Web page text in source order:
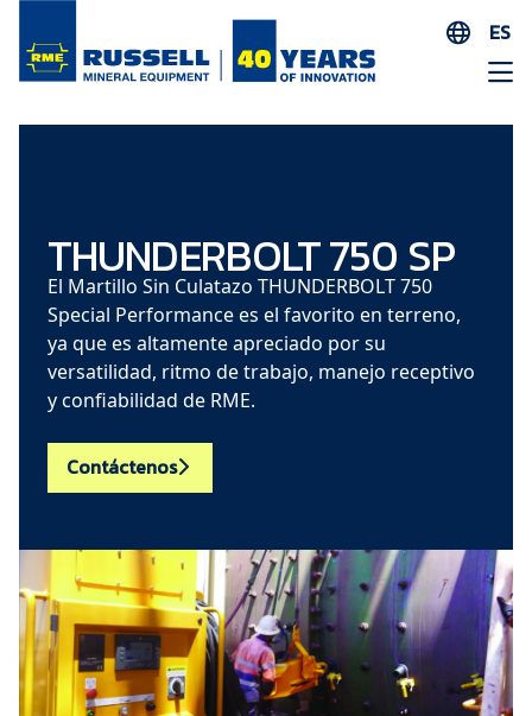
ES
EN
AR
THUNDERBOLT 750 SP
El Martillo Sin Culatazo THUNDERBOLT 750
Special Performance es el favorito en terreno,
ya que es altamente apreciado por su
versatilidad, ritmo de trabajo, manejo receptivo
y confiabilidad de RME.
Contáctenos